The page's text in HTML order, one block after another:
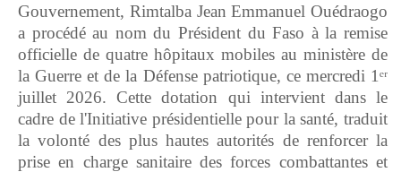
Gouvernement, Rimtalba Jean Emmanuel Ouédraogo
a procédé au nom du Président du Faso à la remise
officielle de quatre hôpitaux mobiles au ministère de
la Guerre et de la Défense patriotique, ce mercredi 1ᵉʳ
juillet 2026. Cette dotation qui intervient dans le
cadre de l'Initiative présidentielle pour la santé, traduit
la volonté des plus hautes autorités de renforcer la
prise en charge sanitaire des forces combattantes et